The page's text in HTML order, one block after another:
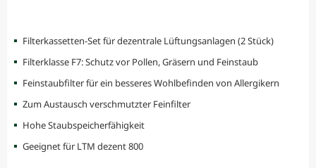
Filterkassetten-Set für dezentrale Lüftungsanlagen (2 Stück)
Filterklasse F7: Schutz vor Pollen, Gräsern und Feinstaub
Feinstaubfilter für ein besseres Wohlbefinden von Allergikern
Zum Austausch verschmutzter Feinfilter
Hohe Staubspeicherfähigkeit
Geeignet für LTM dezent 800